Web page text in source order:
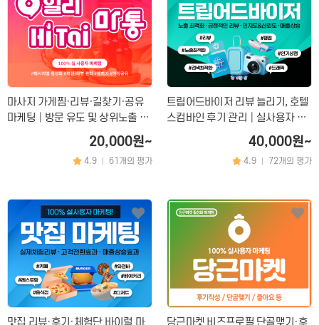
문의하기
문의 분야 월 예산
마사지 가게찜·리뷰·길찾기·공유
마케팅│방문 유도 및 상위노출 최
20,000원~
4.9 61개의 평가
트립어드바이저 리뷰 늘리기, 호텔
스컴바인 후기 관리│실사용자 기
40,000원~
4.9 72개의 평가
맛집 리뷰·후기·체험단 바이럴 마 당근마켓 비즈프로필 단골맺기·후